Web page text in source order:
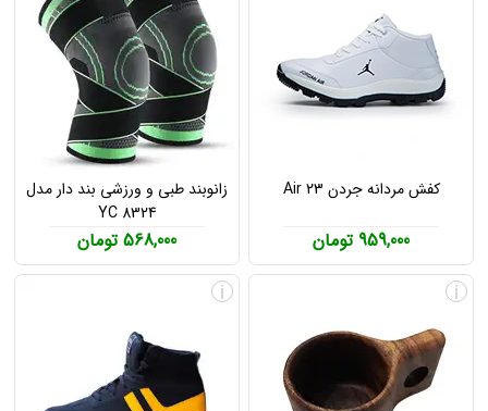
کفش مردانه جردن Air 23
959,000 تومان
زانوبند طبی و ورزشی بند دار مدل
YC 8324
568,000 تومان
i
i